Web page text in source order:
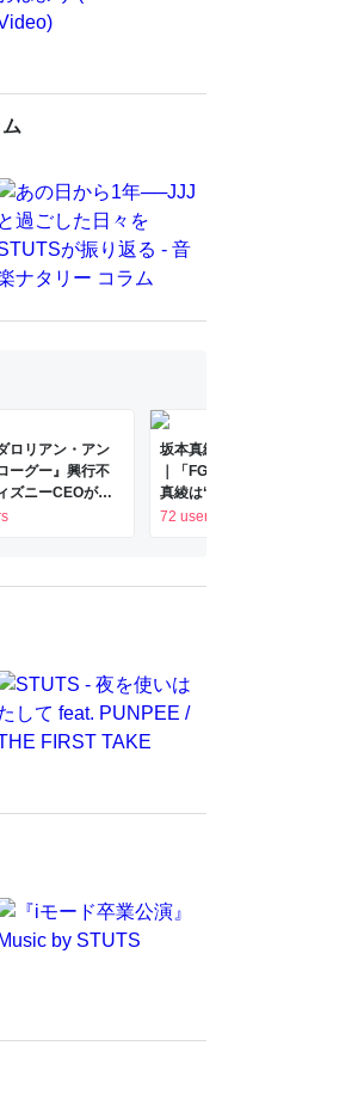
ロリアン・アン
ーグー』興行不
ズニーCEOが認
ネマトゥデイ
坂本真綾×奈須きのこ対談
｜「FGO」にとって坂本
真綾は“輝ける一番星” 11
年の旅の「余韻」を込めた
72 users